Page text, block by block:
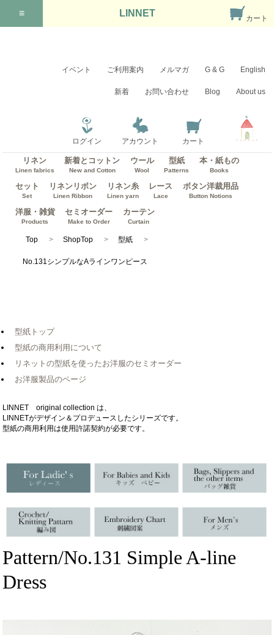
English
G & G
メルマガ
ご利用案内
イベント
About us
Blog
お問い合わせ
新着
ログイン アカウント カート
リネン
Linen fabrics
新着とコットン
New and Cotton
ウール
Wool
型紙
Patterns
本・紙もの
Books
セット
Set
リネンリボン
Linen Ribbon
リネン糸
Linen yarn
レース
Lace
ボタン洋裁用品
Button Notions
洋服・雑貨
Products
セミオーダー
Make to Order
カーテン
Curtain
Top ShopTop 型紙
No.131シンプルなAラインワンピース
型紙トップ
型紙の商用利用について
リネットの型紙を使ったお洋服のセミオーダー
お洋服製品のページ
LINNET original collection は、
LINNETがデザイン＆プロデュースしたシリーズです。
型紙の商用利用は使用許諾契約が必要です。
Pattern/No.131 Simple A-line
Dress
≡ LINNET カート